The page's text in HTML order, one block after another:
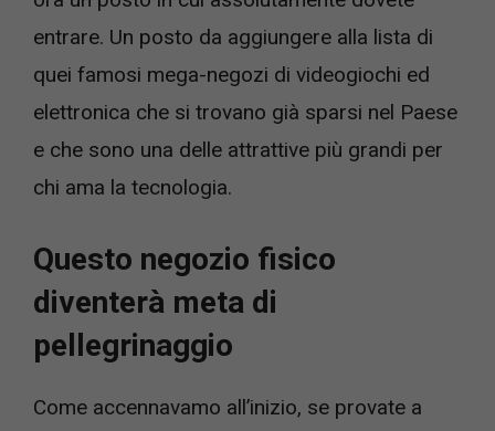
entrare. Un posto da aggiungere alla lista di
quei famosi mega-negozi di videogiochi ed
elettronica che si trovano già sparsi nel Paese
e che sono una delle attrattive più grandi per
chi ama la tecnologia.
Questo negozio fisico
diventerà meta di
pellegrinaggio
Come accennavamo all’inizio, se provate a